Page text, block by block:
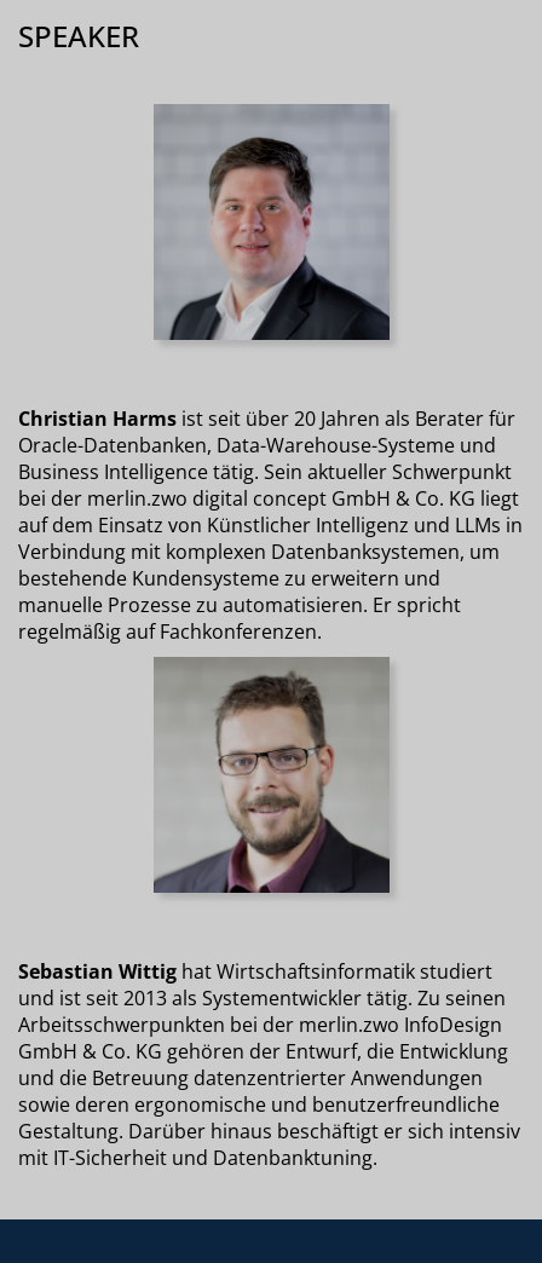
SPEAKER
Christian Harms ist seit über 20 Jahren als Berater für
Oracle-Datenbanken, Data-Warehouse-Systeme und
Business Intelligence tätig. Sein aktueller Schwerpunkt
bei der merlin.zwo digital concept GmbH & Co. KG liegt
auf dem Einsatz von Künstlicher Intelligenz und LLMs in
Verbindung mit komplexen Datenbanksystemen, um
bestehende Kundensysteme zu erweitern und
manuelle Prozesse zu automatisieren. Er spricht
regelmäßig auf Fachkonferenzen.
Sebastian Wittig hat Wirtschaftsinformatik studiert
und ist seit 2013 als Systementwickler tätig. Zu seinen
Arbeitsschwerpunkten bei der merlin.zwo InfoDesign
GmbH & Co. KG gehören der Entwurf, die Entwicklung
und die Betreuung datenzentrierter Anwendungen
sowie deren ergonomische und benutzerfreundliche
Gestaltung. Darüber hinaus beschäftigt er sich intensiv
mit IT-Sicherheit und Datenbanktuning.